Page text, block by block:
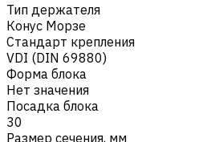
Тип держателя
Конус Морзе
Стандарт крепления
VDI (DIN 69880)
Форма блока
Нет значения
Посадка блока
30
Размер сечения, мм